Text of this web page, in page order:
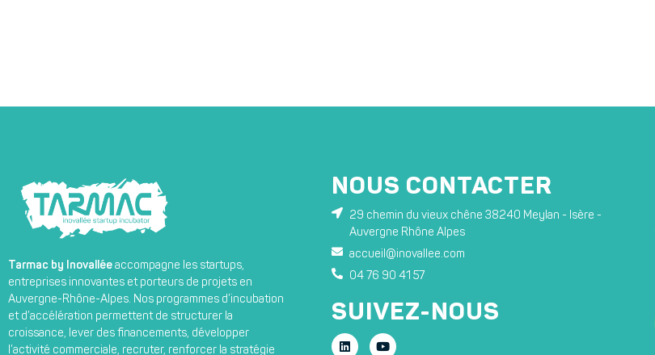
Tarmac by Inovallée accompagne les startups,
entreprises innovantes et porteurs de projets en
Auvergne-Rhône-Alpes. Nos programmes d’incubation
et d’accélération permettent de structurer la
croissance, lever des financements, développer
l’activité commerciale, recruter, renforcer la stratégie
NOUS CONTACTER
29 chemin du vieux chêne 38240 Meylan - Isère -
Auvergne Rhône Alpes
accueil@inovallee.com
04 76 90 41 57
SUIVEZ-NOUS